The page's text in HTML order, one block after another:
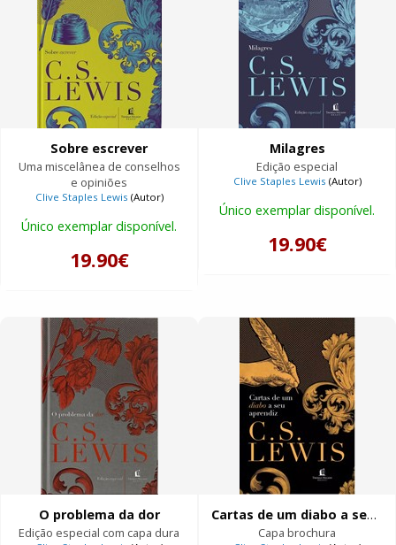
Sobre escrever
Uma miscelânea de conselhos
e opiniões
Clive Staples Lewis (Autor)
Único exemplar disponível.
19.90€
Milagres
Edição especial
Clive Staples Lewis (Autor)
Único exemplar disponível.
19.90€
O problema da dor
Edição especial com capa dura
Cartas de um diabo a seu aprendiz
Capa brochura